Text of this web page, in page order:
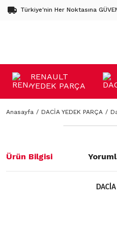
Türkiye'nin Her Noktasına
RENAULT
YEDEK PARÇA
Anasayfa DACİA YEDEK PARÇA
Ürün Bilgisi